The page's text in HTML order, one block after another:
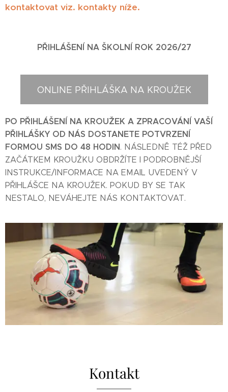
kontaktovat viz. kontakty níže.
PŘIHLÁŠENÍ NA ŠKOLNÍ ROK 2026/27
ONLINE PŘIHLÁŠKA NA KROUŽEK
PO PŘIHLÁŠENÍ NA KROUŽEK A ZPRACOVÁNÍ VAŠÍ
PŘIHLÁŠKY OD NÁS DOSTANETE POTVRZENÍ
FORMOU SMS DO 48 HODIN. NÁSLEDNĚ TÉŽ PŘED
ZAČÁTKEM KROUŽKU OBDRŽÍTE I PODROBNĚJŠÍ
INSTRUKCE/INFORMACE NA EMAIL UVEDENÝ V
PŘIHLÁŠCE NA KROUŽEK. POKUD BY SE TAK
NESTALO, NEVÁHEJTE NÁS KONTAKTOVAT.
Kontakt